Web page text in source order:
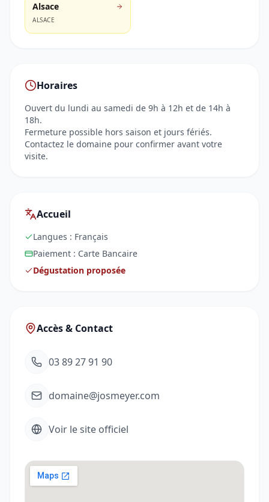
Alsace
ALSACE
Horaires
Ouvert du lundi au samedi de 9h à 12h et de 14h à
18h.
Fermeture possible hors saison et jours fériés.
Contactez le domaine pour confirmer avant votre
visite.
Accueil
Langues : Français
Paiement : Carte Bancaire
Dégustation proposée
Accès & Contact
03 89 27 91 90
domaine@josmeyer.com
Voir le site officiel